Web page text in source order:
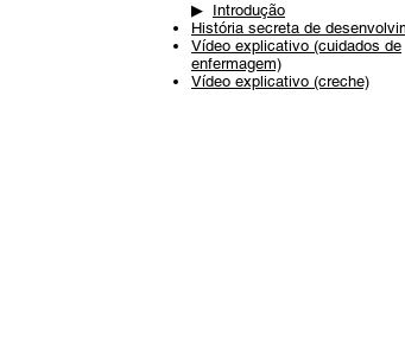
▶ ︎ Introdução
História secreta de
Vídeo explicativo (cuidados de
enfermagem)
Vídeo explicativo (creche)